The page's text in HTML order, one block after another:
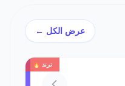
عرض الكل ←
ترند 🔥